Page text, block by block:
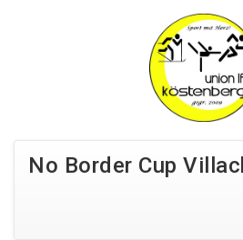
No Border Cup